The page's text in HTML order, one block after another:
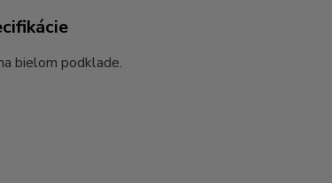
bielom podklade.